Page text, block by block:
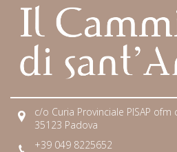
c/o Curia Provinciale PISAP
35123 Padova
+39 049 8225652